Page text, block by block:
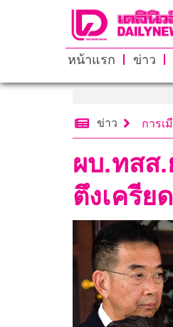
หน้าแรก ข่าว
ข่าว การเ
ผบ.ทสส.
ตึงเครียด